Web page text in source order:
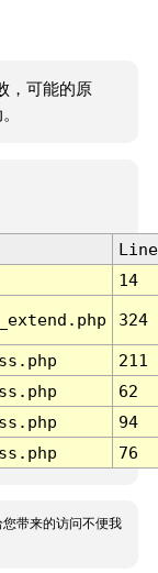
，可能的原
Line
14
324
211
62
94
76
带来的访问不便我